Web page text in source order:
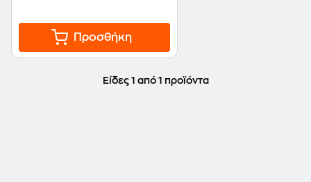
Προσθήκη
Είδες 1 από 1 προϊόντα